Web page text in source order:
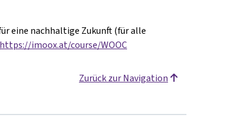
eine nachhaltige Zukunft (für alle
https://imoox.at/course/WOOC
Zurück zur Navigation